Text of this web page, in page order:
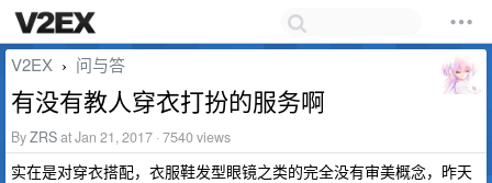
V2EX › 问与答
有没有教人穿衣打扮的服务啊
ByZRSat Jan 21, 2017 · 7540 views
实在是对穿衣搭配，衣服鞋发型眼镜之类的完全没有审美概念，昨天